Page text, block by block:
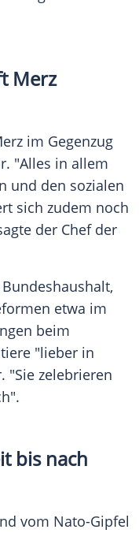
Merz
im Gegenzug
"Alles in allem
und den sozialen
sich zudem noch
der Chef der
etwa im
beim
"lieber in
"Sie zelebrieren
bis nach
vom Nato-Gipfel